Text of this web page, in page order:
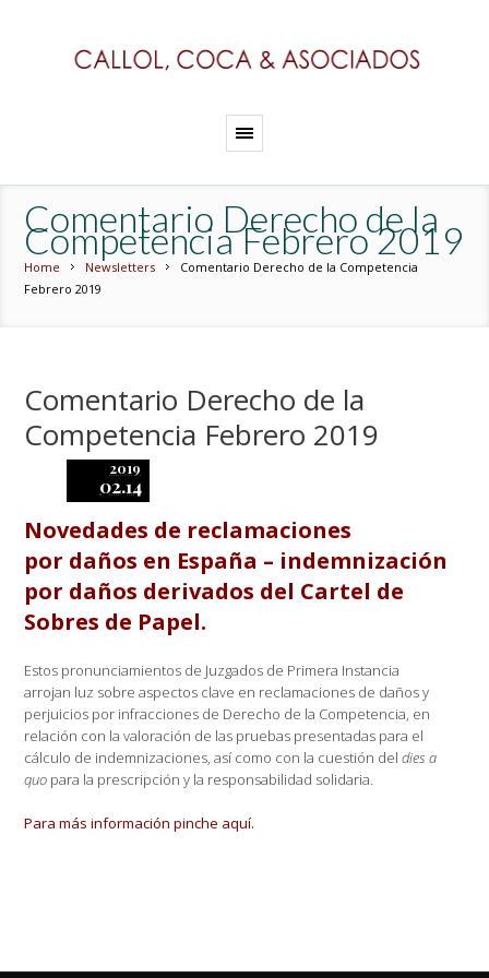
Comentario Derecho de la
Competencia Febrero 2019
Home Newsletters
Comentario Derecho de la Competencia
Febrero 2019
Comentario Derecho de la
Competencia Febrero 2019
2019
02.14
Novedades de reclamaciones
por daños en España – indemnización
por daños derivados del Cartel de
Sobres de Papel.
Estos pronunciamientos de Juzgados de Primera Instancia
arrojan luz sobre aspectos clave en reclamaciones de daños y
perjuicios por infracciones de Derecho de la Competencia, en
relación con la valoración de las pruebas presentadas para el
cálculo de indemnizaciones, así como con la cuestión deldies a
quo para la prescripción y la responsabilidad solidaria.
Para más información pinche aquí.